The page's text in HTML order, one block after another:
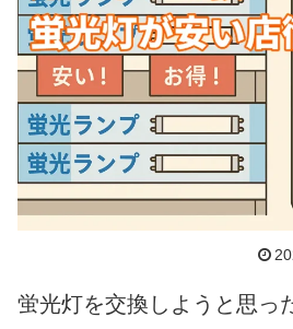
蛍光灯を交換しようと思っ